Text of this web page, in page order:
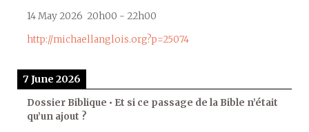
14 May 2026 20h00 - 22h00
http://michaellanglois.org?p=25074
7 June 2026
Dossier Biblique • Et si ce passage de la Bible n’était
qu’un ajout ?